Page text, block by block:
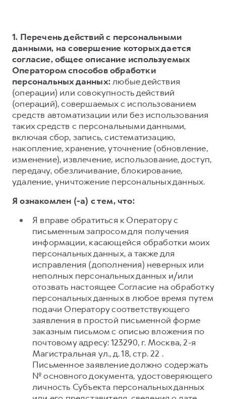
1. Перечень действий с персональными
данными, на совершение которых дается
согласие, общее описание используемых
Оператором способов обработки
персональных данных:любые действия
(операции) или совокупность действий
(операций), совершаемых с использованием
средств автоматизации или без использования
таких средств с персональными данными,
включая сбор, запись, систематизацию,
накопление, хранение, уточнение (обновление,
изменение), извлечение, использование, доступ,
передачу, обезличивание, блокирование,
удаление, уничтожение персональных данных.
Я ознакомлен (-а) с тем, что:
Я вправе обратиться к Оператору с
письменным запросом для получения
информации, касающейся обработки моих
персональных данных, а также для
исправления (дополнения) неверных или
неполных персональных данных и/или
отозвать настоящее Согласие на обработку
персональных данных в любое время путем
подачи Оператору соответствующего
заявления в простой письменной форме
заказным письмом с описью вложения по
почтовому адресу: 123290, г. Москва, 2-я
Магистральная ул., д. 18, стр. 22 .
Письменное заявление должно содержать
№ основного документа, удостоверяющего
личность Субъекта персональных данных